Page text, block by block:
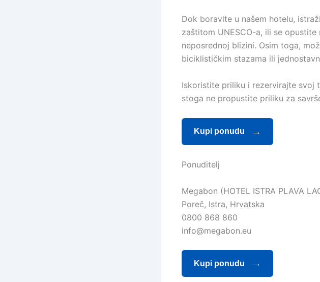
Dok boravite u našem hotelu,
zaštitom UNESCO-a, ili se
neposrednoj blizini. Osim toga,
biciklističkim stazama ili
Iskoristite priliku i rezervirajte svoj
stoga ne propustite priliku za
Kupi ponudu
Ponuditelj
Megabon (HOTEL ISTRA PLAVA
Poreč, Istra, Hrvatska
0800 868 860
info@megabon.eu
Kupi ponudu